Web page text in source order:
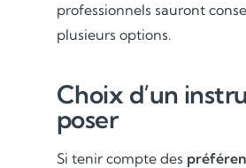
professionnels sauront
plusieurs options.
Choix d’un
poser
Si tenir compte des